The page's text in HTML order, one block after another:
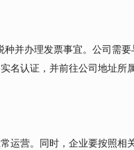
并办理发票事宜。公司需
名认证，并前往公司地址所
运营。同时，企业要按照相